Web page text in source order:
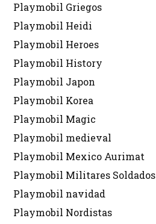
Playmobil Griegos
Playmobil Heidi
Playmobil Heroes
Playmobil History
Playmobil Japon
Playmobil Korea
Playmobil Magic
Playmobil medieval
Playmobil Mexico Aurimat
Playmobil Militares Soldados
Playmobil navidad
Playmobil Nordistas